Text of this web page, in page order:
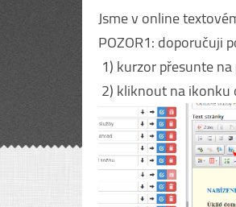
Jsme v online
POZOR1: doporučuji
1) kurzor přesunte
2) kliknout na ikonku